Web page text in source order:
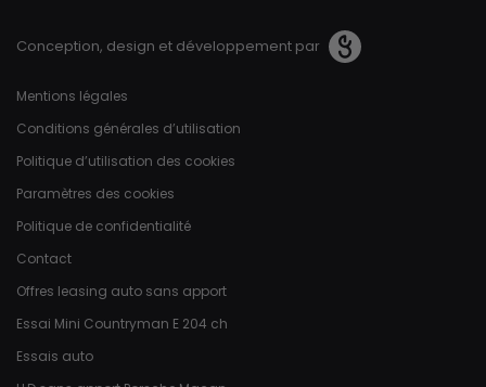
Conception, design et développement par
Pied de page
Mentions légales
Conditions générales d’utilisation
Politique d’utilisation des cookies
Paramètres des cookies
Politique de confidentialité
Contact
Offres leasing auto sans apport
Essai Mini Countryman E 204 ch
Essais auto